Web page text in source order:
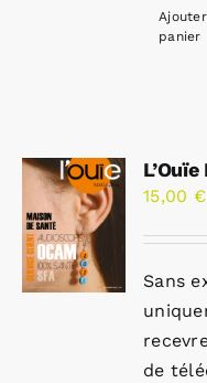
panier
15,00 €
Sans
de